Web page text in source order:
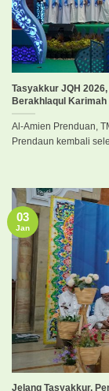
Tasyakkur JQH
Berakhlaqul Karimah
Al-Amien Prenduan,
Prendaun kembali
Jelang Tasyakkur,
03
Jan